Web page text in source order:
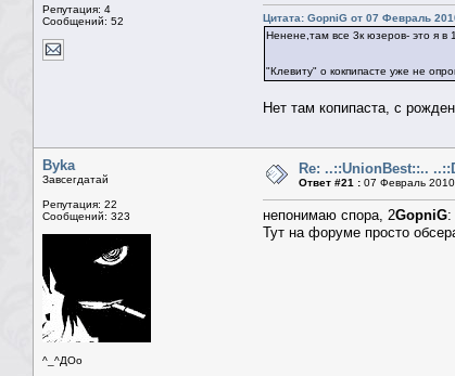
Репутация: 4
Сообщений: 52
Цитата: GopniG от 07 Февраль
Ненене,там все 3к юзеров- это я в
"Клевиту" о кокпипасте уже не
Нет там копипаста, с
Byka
Завсегдатай
Репутация: 22
Сообщений: 323
^_^ДОо
Re: ..::UnionBest::..
Ответ #21 : 07 Февраль
непонимаю спора, 2GopniG:
Тут на форуме просто